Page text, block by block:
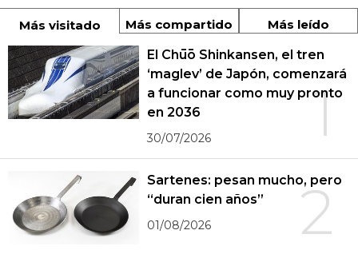
Más visitado Más compartido Más leído
1
El Chūō Shinkansen, el tren
‘maglev’ de Japón, comenzará
a funcionar como muy pronto
en 2036
30/07/2026
2
Sartenes: pesan mucho, pero
“duran cien años”
01/08/2026